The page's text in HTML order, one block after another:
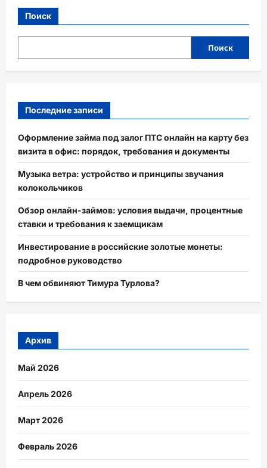
Поиск
Поиск
Последние записи
Оформление займа под залог ПТС онлайн на карту без
визита в офис: порядок, требования и документы
Музыка ветра: устройство и принципы звучания
колокольчиков
Обзор онлайн-займов: условия выдачи, процентные
ставки и требования к заемщикам
Инвестирование в российские золотые монеты:
подробное руководство
В чем обвиняют Тимура Турлова?
Архив
Май 2026
Апрель 2026
Март 2026
Февраль 2026